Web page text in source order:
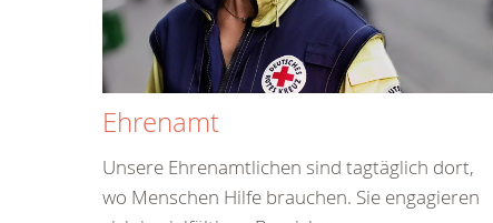
Ehrenamt
Unsere Ehrenamtlichen sind tagtäglich dort,
wo Menschen Hilfe brauchen. Sie engagieren